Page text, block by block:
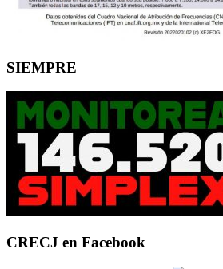
SIEMPRE
CRECJ en Facebook